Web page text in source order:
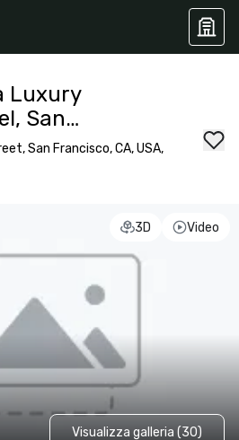
Luxury
San
San Francisco, CA, USA,
3D Video
Visualizza galleria (30)